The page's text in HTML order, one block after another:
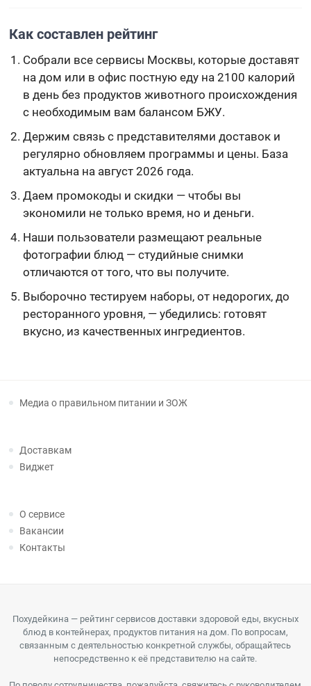
Как составлен рейтинг
Собрали все сервисы Москвы, которые доставят
на дом или в офис постную еду на 2100 калорий
в день без продуктов животного происхождения
с необходимым вам балансом БЖУ.
Держим связь с представителями доставок и
регулярно обновляем программы и цены. База
актуальна на август 2026 года.
Даем промокоды и скидки — чтобы вы
экономили не только время, но и деньги.
Наши пользователи размещают реальные
фотографии блюд — студийные снимки
отличаются от того, что вы получите.
Выборочно тестируем наборы, от недорогих, до
ресторанного уровня, — убедились: готовят
вкусно, из качественных ингредиентов.
Медиа о правильном питании и ЗОЖ
Доставкам
Виджет
О сервисе
Вакансии
Контакты
Похудейкина — рейтинг сервисов доставки здоровой еды, вкусных
блюд в контейнерах, продуктов питания на дом. По вопросам,
связанным с деятельностью конкретной службы, обращайтесь
непосредственно к её представителю на сайте.